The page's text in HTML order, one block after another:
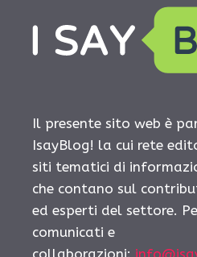
Il presente sito web è
IsayBlog! la cui rete
siti tematici di
che contano sul
ed esperti del settore.
comunicati e